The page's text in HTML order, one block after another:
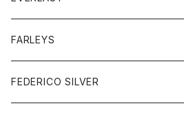
シャツ
セーター
ボトム
ショートパンツ
レディース
トップス
ジャケット
ボトム
FARLEYS
FEDERICO SILVER